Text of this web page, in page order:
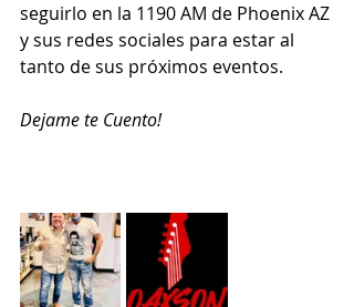
seguirlo en la 1190 AM de Phoenix AZ
y sus redes sociales para estar al
tanto de sus próximos eventos.
Dejame te Cuento!